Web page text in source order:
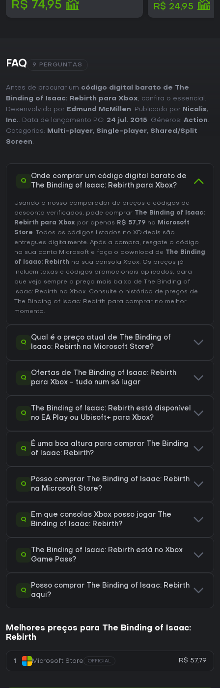
R$ 74,95 R$ 24,95
FAQ 9 PERGUNTAS
Antes de procurar um código digital barato de The
Binding of Isaac: Rebirth para Xbox, confira o essencial.
Desenvolvido por Edmund McMillen. Publicado por Nicalis,
Inc.. Data de lançamento PC: 24 jul. 2015. Géneros: Action.
Categorias:
Multi-player, Single-player, Shared/Split
Screen.
Q
Onde comprar um código digital barato de
The Binding of Isaac: Rebirth para Xbox?
Usando o nosso comparador de preços e códigos de
desconto verificados, pode comprar
The Binding of Isaac:
Rebirth para Xbox por apenas R$ 57,79 na
Microsoft
Store. Todos os códigos listados no XD.deals são
entregues digitalmente. Após a compra, resgate o código
na sua conta Microsoft e faça o download de
The Binding
of Isaac: Rebirth na sua consola Xbox. Os preços já
incluem taxas e códigos promocionais aplicados, para
que veja sempre o preço mais baixo de The Binding of
Isaac: Rebirth no Xbox. Consulte o histórico de preços de
The Binding of Isaac: Rebirth para comprar no melhor
momento.
Q
Qual é o preço atual de The Binding of
Isaac: Rebirth na Microsoft Store?
Q
Ofertas de The Binding of Isaac: Rebirth
para Xbox - tudo num só lugar
Q
The Binding of Isaac: Rebirth está disponível
no EA Play ou Ubisoft+ para Xbox?
Q
É uma boa altura para comprar The Binding
of Isaac: Rebirth?
Q
Posso comprar The Binding of Isaac: Rebirth
na Microsoft Store?
Q
Em que consolas Xbox posso jogar The
Binding of Isaac: Rebirth?
Q
The Binding of Isaac: Rebirth está no Xbox
Game Pass?
Q
Posso comprar The Binding of Isaac: Rebirth
aqui?
Melhores preços para The Binding of Isaac:
Rebirth
1 Microsoft Store OFFICIAL R$ 57,79